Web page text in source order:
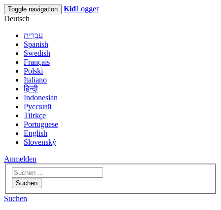
Toggle navigation KidLogger
Deutsch
עִבְרִית
Spanish
Swedish
Français
Polski
Italiano
हिन्दी
Indonesian
Русский
Türkçe
Portuguese
English
Slovenský
Anmelden
Suchen
Suchen